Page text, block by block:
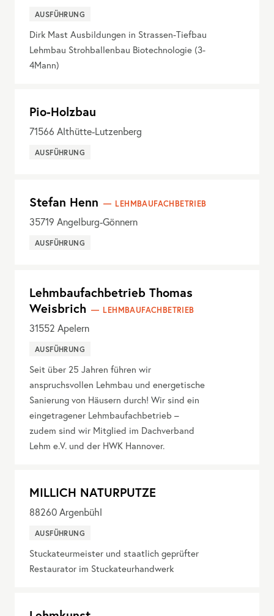
AUSFÜHRUNG
Dirk Mast Ausbildungen in Strassen-Tiefbau
Lehmbau Strohballenbau Biotechnologie (3-
4Mann)
Pio-Holzbau
71566 Althütte-Lutzenberg
AUSFÜHRUNG
Stefan Henn LEHMBAUFACHBETRIEB
35719 Angelburg-Gönnern
AUSFÜHRUNG
Lehmbaufachbetrieb Thomas
Weisbrich
LEHMBAUFACHBETRIEB
31552 Apelern
AUSFÜHRUNG
Seit über 25 Jahren führen wir
anspruchsvollen Lehmbau und energetische
Sanierung von Häusern durch! Wir sind ein
eingetragener Lehmbaufachbetrieb –
zudem sind wir Mitglied im Dachverband
Lehm e.V. und der HWK Hannover.
MILLICH NATURPUTZE
88260 Argenbühl
AUSFÜHRUNG
Stuckateurmeister und staatlich geprüfter
Restaurator im Stuckateurhandwerk